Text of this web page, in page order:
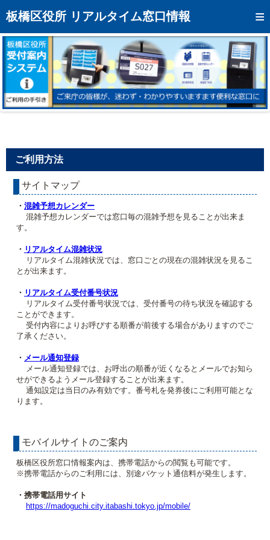
板橋区役所 リアルタイム窓口情報
トップページへ
混雑予想カレンダー
リアルタイム混雑状況
リアルタイム受付番号状況
メール通知登録
モバイルサイト
アクセス
区役所フロアマップ
ご利用方法
サイトマップ
・ 混雑予想カレンダー
混雑予想カレンダーでは窓口毎の混雑予想を見ることが出来ま
す。
・ リアルタイム混雑状況
リアルタイム混雑状況では、窓口ごとの現在の混雑状況を見るこ
とが出来ます。
・ リアルタイム受付番号状況
リアルタイム受付番号状況では、受付番号の待ち状況を確認する
ことができます。
受付内容によりお呼びする順番が前後する場合がありますのでご
了承ください。
・ メール通知登録
メール通知登録では、お呼出の順番が近くなるとメールでお知ら
せができるようメール登録することが出来ます。
通知設定は当日のみ有効です。番号札を発券後にご利用可能とな
ります。
モバイルサイトのご案内
板橋区役所窓口情報案内は、携帯電話からの閲覧も可能です。
※携帯電話からのご利用には、別途パケット通信料が発生します。
・携帯電話用サイト
https://madoguchi.city.itabashi.tokyo.jp/mobile/